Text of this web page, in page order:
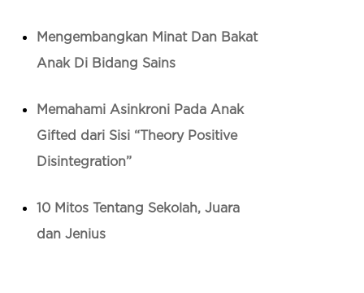
Mengembangkan Minat Dan Bakat
Anak Di Bidang Sains
Memahami Asinkroni Pada Anak
Gifted dari Sisi “Theory Positive
Disintegration”
10 Mitos Tentang Sekolah, Juara
dan Jenius